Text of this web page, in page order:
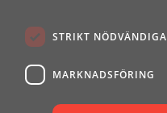
STRIKT NÖDVÄNDIGA
MARKNADSFÖRING